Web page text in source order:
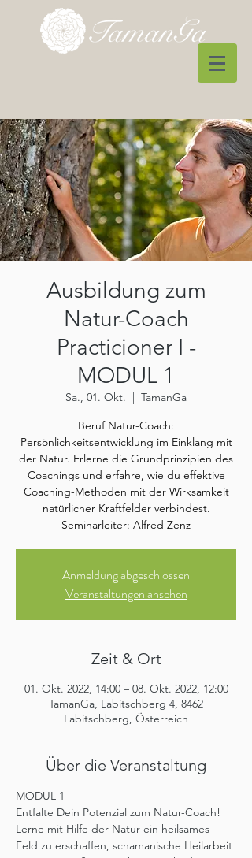
Ausbildung zum
Natur-Coach
Practicioner I -
MODUL 1
Sa., 01. Okt.
  |
TamanGa
Beruf Natur-Coach:
Persönlichkeitsentwicklung im Einklang mit
der Natur. Erlerne die Grundprinzipien des
Coachings und erfahre, wie du effektive
Coaching-Methoden mit der Wirksamkeit
natürlicher Kraftfelder verbindest.
Seminarleiter: Alfred Zenz
Anmeldung abgeschlossen
Veranstaltungen ansehen
Zeit & Ort
01. Okt. 2022, 14:00 – 08. Okt. 2022, 12:00
TamanGa, Labitschberg 4, 8462
Labitschberg, Österreich
Über die Veranstaltung
MODUL 1
Entfalte Dein Potenzial zum Natur-Coach!
Lerne mit Hilfe der Natur ein heilsames
Feld zu erschaffen, schamanische Heilarbeit